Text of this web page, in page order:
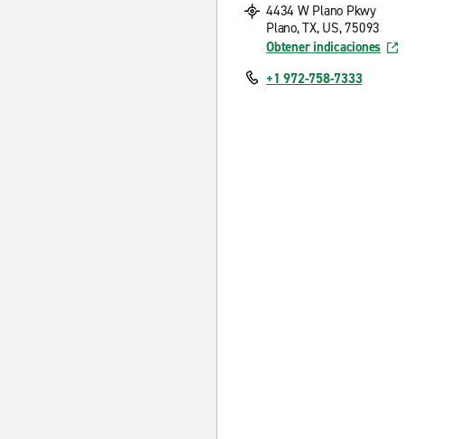
4434 W Plano Pkwy
Plano, TX, US, 75093
Obtener indicaciones
+1 972-758-7333